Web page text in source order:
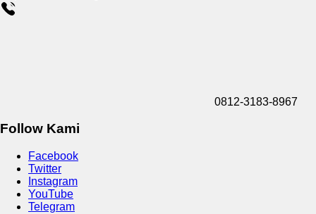
0812-3183-8967
Follow Kami
Facebook
Twitter
Instagram
YouTube
Telegram